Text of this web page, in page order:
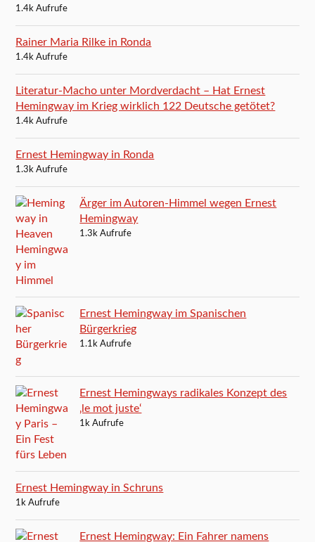
1.4k Aufrufe
Rainer Maria Rilke in Ronda
1.4k Aufrufe
Literatur-Macho unter Mordverdacht – Hat Ernest
Hemingway im Krieg wirklich 122 Deutsche getötet?
1.4k Aufrufe
Ernest Hemingway in Ronda
1.3k Aufrufe
Ärger im Autoren-Himmel wegen Ernest
Hemingway
1.3k Aufrufe
Ernest Hemingway im Spanischen
Bürgerkrieg
1.1k Aufrufe
Ernest Hemingways radikales Konzept des
‚le mot juste‘
1k Aufrufe
Ernest Hemingway in Schruns
1k Aufrufe
Ernest Hemingway: Ein Fahrer namens